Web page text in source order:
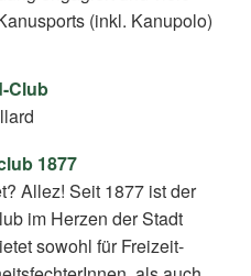
(inkl. Kanupolo)
Club
1877
Allez! Seit 1877 ist der
im Herzen der Stadt
sowohl für Freizeit-